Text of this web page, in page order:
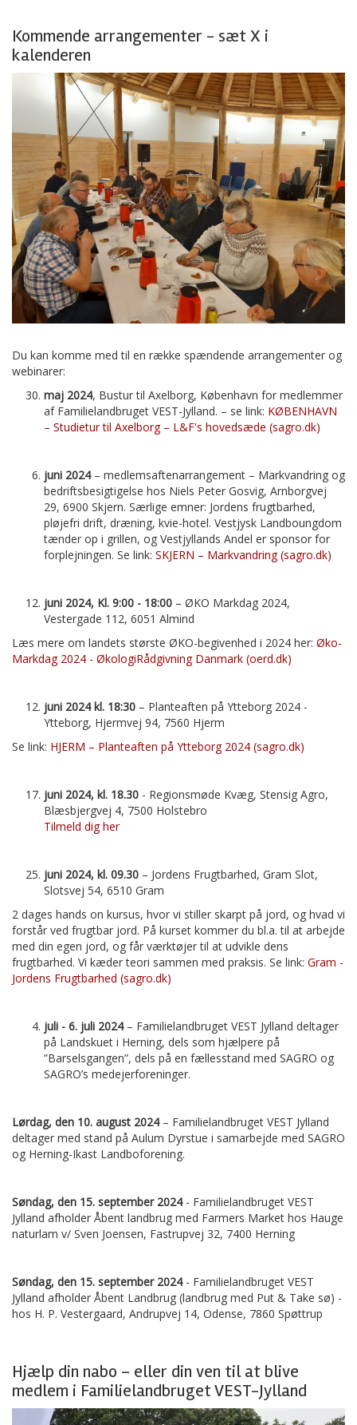
Kommende arrangementer - sæt X i
kalenderen
Du kan komme med til en række spændende arrangementer og
webinarer:
maj 2024, Bustur til Axelborg, København for medlemmer
af Familielandbruget VEST-Jylland. – se link: KØBENHAVN
– Studietur til Axelborg – L&F's hovedsæde (sagro.dk)
juni 2024– medlemsaftenarrangement – Markvandring og
bedriftsbesigtigelse hos Niels Peter Gosvig, Arnborgvej
29, 6900 Skjern. Særlige emner: Jordens frugtbarhed,
pløjefri drift, dræning, kvie-hotel. Vestjysk Landboungdom
tænder op i grillen, og Vestjyllands Andel er sponsor for
forplejningen. Se link: SKJERN – Markvandring (sagro.dk)
juni 2024, Kl. 9:00 - 18:00 – ØKO Markdag 2024,
Vestergade 112, 6051 Almind
Læs mere om landets største ØKO-begivenhed i 2024 her: Øko-
Markdag 2024 - ØkologiRådgivning Danmark (oerd.dk)
juni 2024 kl. 18:30 – Planteaften på Ytteborg 2024 -
Ytteborg, Hjermvej 94, 7560 Hjerm
Se link: HJERM – Planteaften på Ytteborg 2024 (sagro.dk)
juni 2024, kl. 18.30 - Regionsmøde Kvæg, Stensig Agro,
Blæsbjergvej 4, 7500 Holstebro
Tilmeld dig her
juni 2024, kl. 09.30 – Jordens Frugtbarhed, Gram Slot,
Slotsvej 54, 6510 Gram
2 dages hands on kursus, hvor vi stiller skarpt på jord, og hvad vi
forstår ved frugtbar jord. På kurset kommer du bl.a. til at arbejde
med din egen jord, og får værktøjer til at udvikle dens
frugtbarhed. Vi kæder teori sammen med praksis. Se link: Gram -
Jordens Frugtbarhed (sagro.dk)
juli - 6. juli 2024– Familielandbruget VEST Jylland deltager
på Landskuet i Herning, dels som hjælpere på
”Barselsgangen”, dels på en fællesstand med SAGRO og
SAGRO’s medejerforeninger.
Lørdag, den 10. august 2024– Familielandbruget VEST Jylland
deltager med stand på Aulum Dyrstue i samarbejde med SAGRO
og Herning-Ikast Landboforening.
Søndag, den 15. september 2024- Familielandbruget VEST
Jylland afholder Åbent landbrug med Farmers Market hos Hauge
naturlam v/ Sven Joensen, Fastrupvej 32, 7400 Herning
Søndag, den 15. september 2024- Familielandbruget VEST
Jylland afholder Åbent Landbrug (landbrug med Put & Take sø) -
hos H. P. Vestergaard, Andrupvej 14, Odense, 7860 Spøttrup
Hjælp din nabo – eller din ven til at blive
medlem i Familielandbruget VEST-Jylland